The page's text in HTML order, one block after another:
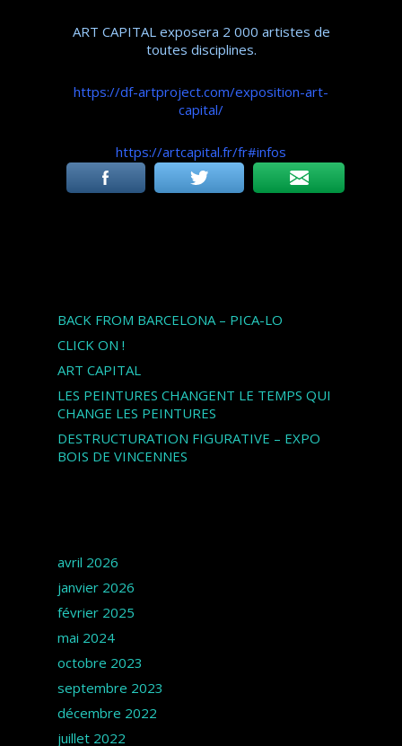
ART CAPITAL exposera 2 000 artistes de
toutes disciplines.
https://df-artproject.com/exposition-art-
capital/
https://artcapital.fr/fr#infos
BACK FROM BARCELONA – PICA-LO
CLICK ON !
ART CAPITAL
LES PEINTURES CHANGENT LE TEMPS QUI
CHANGE LES PEINTURES
DESTRUCTURATION FIGURATIVE – EXPO
BOIS DE VINCENNES
avril 2026
janvier 2026
février 2025
mai 2024
octobre 2023
septembre 2023
décembre 2022
juillet 2022